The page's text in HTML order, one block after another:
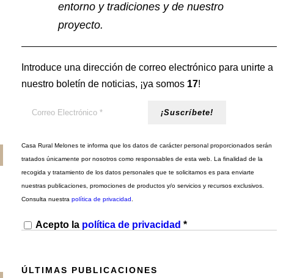
entorno y tradiciones y de nuestro
proyecto.
Introduce una dirección de correo electrónico para unirte a
nuestro boletín de noticias, ¡ya somos 17!
Casa Rural Melones te informa que los datos de carácter personal proporcionados serán
tratados únicamente por nosotros como responsables de esta web. La finalidad de la
recogida y tratamiento de los datos personales que te solicitamos es para enviarte
nuestras publicaciones, promociones de productos y/o servicios y recursos exclusivos.
Consulta nuestra política de privacidad
Acepto la política de privacidad *
ÚLTIMAS PUBLICACIONES